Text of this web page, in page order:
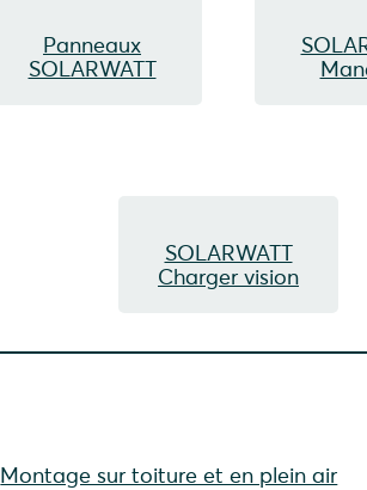
Panneaux
SOLARWATT
SOLARWATT
Charger vision
Montage sur toiture et en plein air